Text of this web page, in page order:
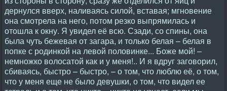
дернулся вверх, наливаясь силой, вставая; мгновение
она смотрела на него, потом резко выпрямилась и
отошла к окну. Я увидел её всю. Сзади, со спины, она
была чуть бежевая от загара, и только белая – белая в
попке с родинкой на левой половинке... Боже мой! –
немножко волосатой как и у меня!.. И я вдруг заговорил,
сбиваясь, быстро – быстро, – о том, что люблю её, о том,
что у меня еще не было девушки, о том, что видел ее